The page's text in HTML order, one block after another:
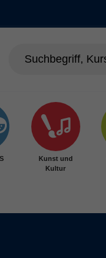
Kunst und
Kultur